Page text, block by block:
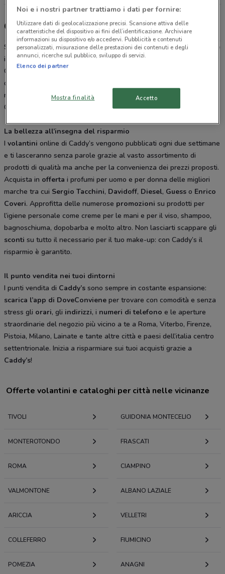
Caddy's, offerte e negozi
Se stai cercando un’idea per un regalo o dove conviene comprare
il tuo nuovo profumo Caddy’s è la risposta alla tua domanda.
Catena di negozi specializzata nella vendita di prodotti per l’igiene
della persona e la cura della casa, da Caddy’s troverai sempre i
migliori prodotti aimigliori prezzi . Sfoglia ilvolantino
Caddy’s direttamente dal sito di
DoveConviene.
La bellezza all’insegna del risparmio
I volantini online di Caddy’s vengono pubblicati ogni due settimane
e ti lasceranno senza parole grazie al vasto assortimento di
prodotti di qualità ma anche per la convenienza dei prezzi proposti.
Acquista in offerta i profumi per uomo e per donna delle migliori
marche tra cui Sergio Tacchini, Davidoff, Diesel, Guess o Enrico
Coveri. Approfitta delle numerose promozioni su prodotti per
l’igiene personale come creme per le mani e per il viso, shampoo,
bagnoschiuma, dopobarba e molto altro. Non lasciarti scappare gli
sconti su tutto il necessario per il tuo make-up: con Caddy’s il
risparmio è garantito.
Il punto vendita nei tuoi dintorni
I punti vendita di Caddy’s sono sempre in costante espansione:
scarica l’app di DoveConviene per trovare con comodità e senza
stress gli orari, gli indirizzi, i numeri di telefono e le aperture
straordinarie del negozio più vicino a te a Roma, Viterbo, Firenze,
Pistoia, Milano, Lainate e tante altre città e paesi dell’italia centro
settentrionale. Inizia a risparmiare sui tuoi acquisti grazie a
Caddy’s!
Offerte volantini e cataloghi per città nelle vicinanze
TIVOLI GUIDONIA MONTECELIO
MONTEROTONDO FRASCATI
ROMA CIAMPINO
VALMONTONE ALBANO LAZIALE
ARICCIA VELLETRI
COLLEFERRO FIUMICINO
POMEZIA ANAGNI
Noi e i nostri partner trattiamo i dati per fornire:
Utilizzare dati di geolocalizzazione precisi. Scansione attiva delle
caratteristiche del dispositivo ai fini dell’identificazione. Archiviare
informazioni su dispositivo e/o accedervi. Pubblicità e contenuti
personalizzati, misurazione delle prestazioni dei contenuti e degli
annunci, ricerche sul pubblico, sviluppo di servizi.
Elenco dei partner
Mostra finalità Accetto